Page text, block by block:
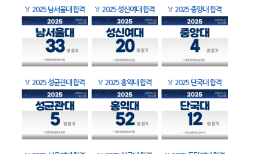
🏅 2025 남서울대 합격 🏅 2025 성신여대 합격 🏅 2025 중앙대 합격
🏅 2025 성균관대 합격 🏅 2025 홍익대 합격 🏅 2025 단국대 합격